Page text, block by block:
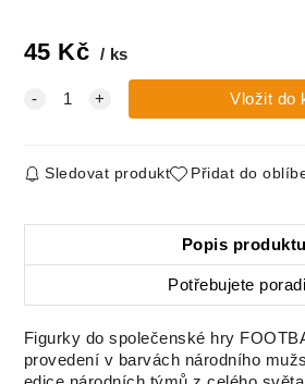
45 Kč ks
Sledovat produkt Přidat do
Popis produktu
Potřebujete
Figurky do společenské hry
provedení v barvách národního